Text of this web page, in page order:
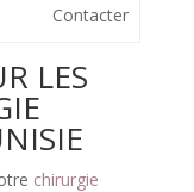
Contacter
LES
chirurgie